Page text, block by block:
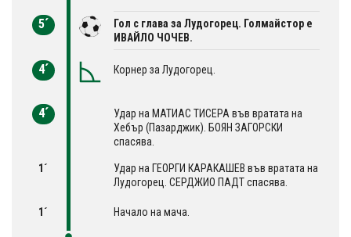
5´
Гол с глава за Лудогорец. Голмайстор е
ИВАЙЛО ЧОЧЕВ.
4´ Корнер за Лудогорец.
4´
Удар на МАТИАС ТИСЕРА във вратата на
Хебър (Пазарджик). БОЯН ЗАГОРСКИ
спасява.
1´
Удар на ГЕОРГИ КАРАКАШЕВ във вратата на
Лудогорец. СЕРДЖИО ПАДТ спасява.
1´ Начало на мача.